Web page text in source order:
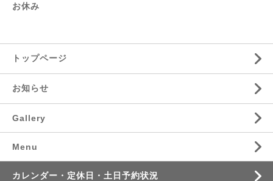
お休み
トップページ
お知らせ
Gallery
Menu
カレンダー・定休日・土日予約状況